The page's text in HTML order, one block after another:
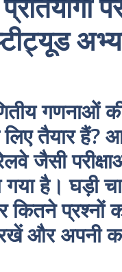
गणनाओं
तैयार
जैसी
गया है। घड़ी
कितने
और अपनी